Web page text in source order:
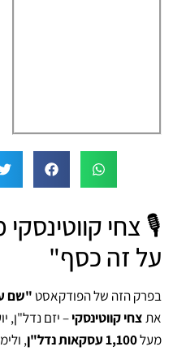
🎙️ צחי
על זה כסף"
בפרק הזה של הפודקאסט "שם
אתצחי קווטינסקי– יזם נדל"ן,
מעל1,100 עסקאות נדל"ן ,